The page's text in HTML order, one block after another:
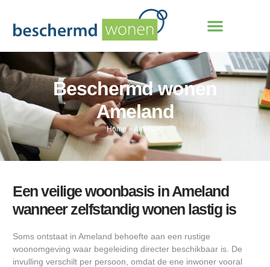
Beschermd wonen
Ameland
Home» Ameland
Een veilige woonbasis in Ameland
wanneer zelfstandig wonen lastig is
Soms ontstaat in Ameland behoefte aan een rustige
woonomgeving waar begeleiding directer beschikbaar is. De
invulling verschilt per persoon, omdat de ene inwoner vooral